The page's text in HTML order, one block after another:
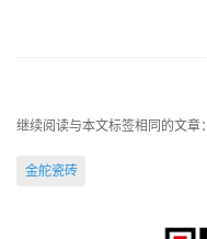
继续阅读与本文标签相同的文章：
金舵瓷砖